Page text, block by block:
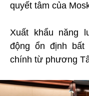
quyết tâm của
Xuất khẩu năng
động ổn định
chính từ phương